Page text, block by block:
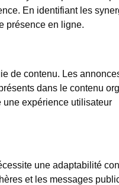
En identifiant les
présence en ligne.
de contenu. Les
dans le contenu
une expérience utilisateur
une adaptabilité
et les messages